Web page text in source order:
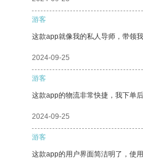
游客
这款app就像我的私人导师，带领
2024-09-25
游客
这款app的物流非常快捷，我下单
2024-09-25
游客
这款app的用户界面简洁明了，使